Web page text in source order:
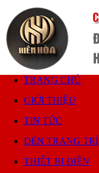
TRANG CHỦ
GIỚI THIỆU
TIN TỨC
ĐÈN TRANG TRÍ
THIẾT BỊ ĐIỆN